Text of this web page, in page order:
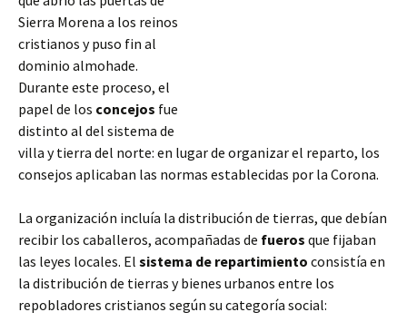
Sierra Morena a los reinos
cristianos y puso fin al
dominio almohade.
Durante este proceso, el
papel de los concejos fue
distinto al del sistema de
villa y tierra del norte: en lugar de organizar el reparto, los
consejos aplicaban las normas establecidas por la Corona.
La organización incluía la distribución de tierras, que debían
recibir los caballeros, acompañadas de fueros que fijaban
las leyes locales. El sistema de repartimiento consistía en
la distribución de tierras y bienes urbanos entre los
repobladores cristianos según su categoría social: